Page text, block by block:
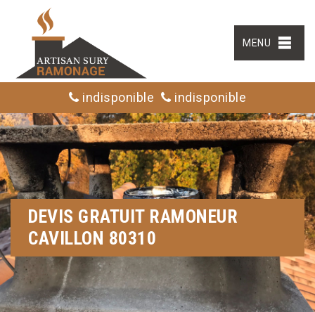
MENU
indisponible indisponible
DEVIS GRATUIT RAMONEUR
CAVILLON 80310